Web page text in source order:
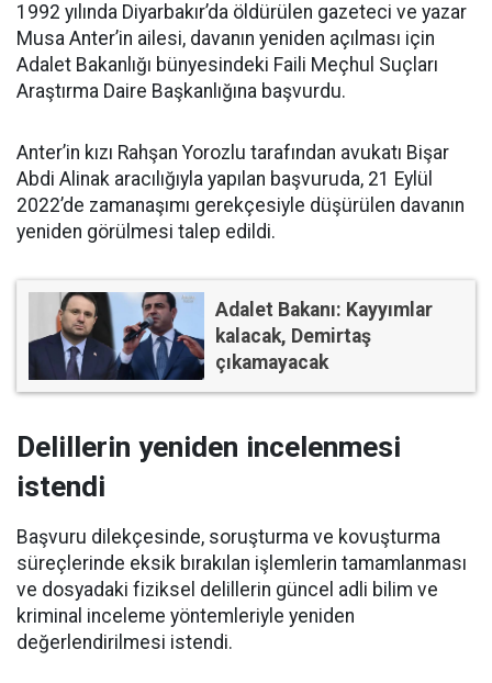
1992 yılında Diyarbakır’da öldürülen gazeteci ve yazar
Musa Anter’in ailesi, davanın yeniden açılması için
Adalet Bakanlığı bünyesindeki Faili Meçhul Suçları
Araştırma Daire Başkanlığına başvurdu.
Anter’in kızı Rahşan Yorozlu tarafından avukatı Bişar
Abdi Alinak aracılığıyla yapılan başvuruda, 21 Eylül
2022’de zamanaşımı gerekçesiyle düşürülen davanın
yeniden görülmesi talep edildi.
Adalet Bakanı: Kayyımlar
kalacak, Demirtaş
çıkamayacak
Delillerin yeniden incelenmesi
istendi
Başvuru dilekçesinde, soruşturma ve kovuşturma
süreçlerinde eksik bırakılan işlemlerin tamamlanması
ve dosyadaki fiziksel delillerin güncel adli bilim ve
kriminal inceleme yöntemleriyle yeniden
değerlendirilmesi istendi.